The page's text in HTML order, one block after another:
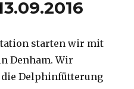
starten wir mit
Denham. Wir
die Delphinfütterung